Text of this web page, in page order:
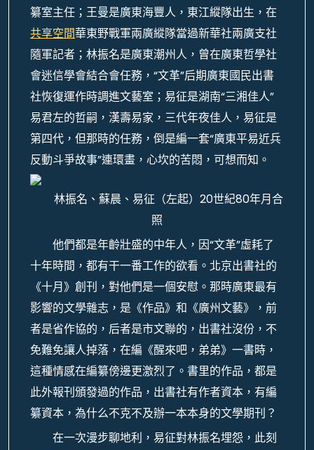
纂室主任；王曼是廣東海豐人，東江縱隊出生，在
共享空間華東野戰軍兩廣縱隊當過新華社兩廣支社
隨軍記者；林振名是廣東潮州人，曾在廣東哲學社
會迷信學會結合會任務，“文革”后期廣東國民出書
社恢復運作時調進文藝室；易征是湖南“三湘佳人”
易君左的哲嗣，漢壽易家，三代年夜佳人，易征是
第四代，但那時的任務，倒是編一套“廣東平易近兵
反動斗爭故事”連環畫，心坎的苦悶，可想而知。
林振名、蘇晨、易征（左起）20世紀80年月合
照
他們都是年齡壯盛的中年人，因“文革”虛耗了
十年時間，都有干一番工作的欲看。北京出書社的
《十月》創刊，對他們是一個安慰。那時廣東最有
影響的文學雜志，是《作品》和《廣州文藝》，前
者是省作協的，后者是市文聯的，出書社沒份，不
免難免讓人掉落，在編《醒來吧，弟弟》一書時，
這種情感在編纂傍邊更激烈了。書里的作品，都是
此外報刊頒發過的作品，出書社有作者資本，有編
纂資本，為什么不克不及辦一本本身的文學期刊？
在一次漫步聊地利，易征對林振名埋怨，此刻